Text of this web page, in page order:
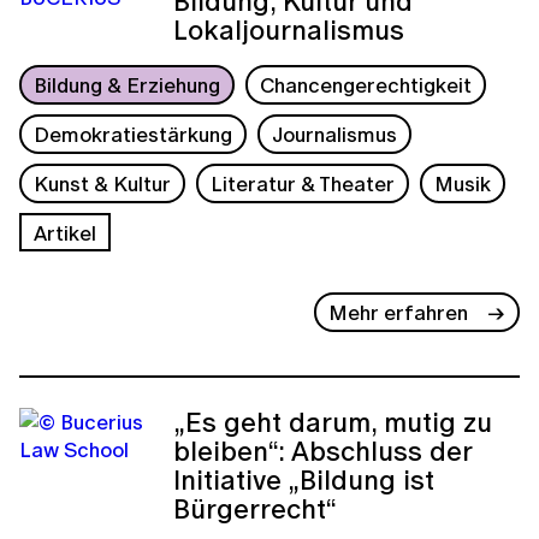
Lokaljournalismus
Bildung & Erziehung
Chancengerechtigkeit
Demokratiestärkung
Journalismus
Kunst & Kultur
Literatur & Theater
Musik
Artikel
Mehr erfahren
„Es geht darum, mutig zu
bleiben“: Abschluss der
Initiative „Bildung ist
Bürgerrecht“